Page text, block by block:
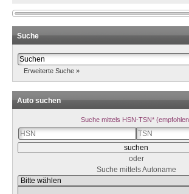
Suche
Erweiterte Suche »
Auto suchen
Suche mittels HSN-TSN*
oder
Suche mittels Autoname